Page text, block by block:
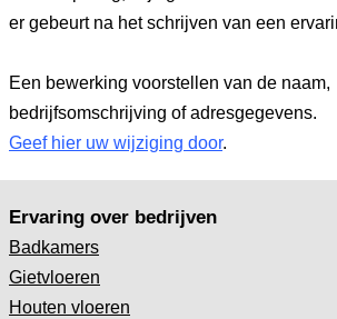
er gebeurt na het schrijven van een
Een bewerking voorstellen van de naam,
bedrijfsomschrijving of adresgegevens.
Geef hier uw wijziging door.
Ervaring over bedrijven
Badkamers
Gietvloeren
Houten vloeren